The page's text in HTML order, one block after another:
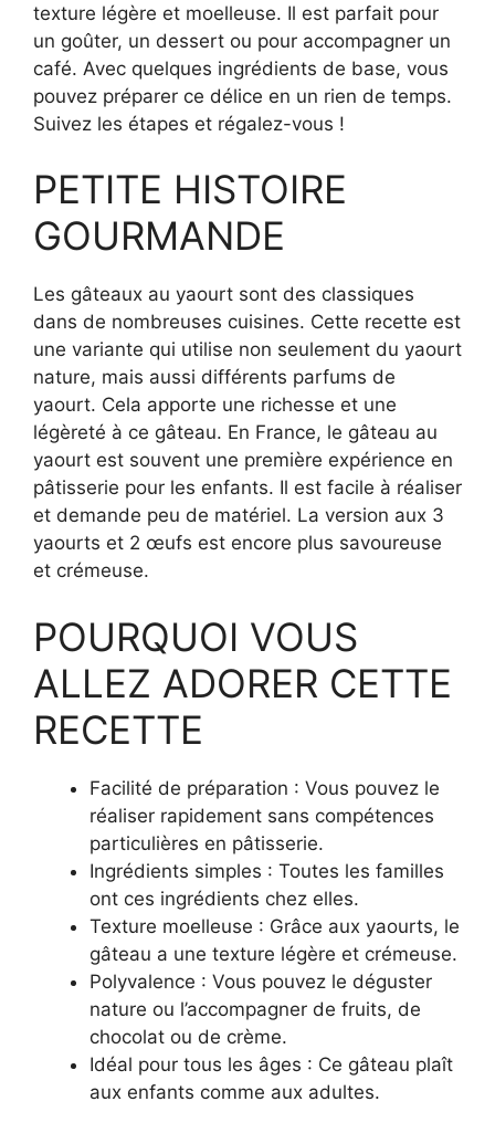
texture légère et moelleuse. Il est parfait pour
un goûter, un dessert ou pour accompagner un
café. Avec quelques ingrédients de base, vous
pouvez préparer ce délice en un rien de temps.
Suivez les étapes et régalez-vous !
PETITE HISTOIRE
GOURMANDE
Les gâteaux au yaourt sont des classiques
dans de nombreuses cuisines. Cette recette est
une variante qui utilise non seulement du yaourt
nature, mais aussi différents parfums de
yaourt. Cela apporte une richesse et une
légèreté à ce gâteau. En France, le gâteau au
yaourt est souvent une première expérience en
pâtisserie pour les enfants. Il est facile à réaliser
et demande peu de matériel. La version aux 3
yaourts et 2 œufs est encore plus savoureuse
et crémeuse.
POURQUOI VOUS
ALLEZ ADORER CETTE
RECETTE
Facilité de préparation : Vous pouvez le
réaliser rapidement sans compétences
particulières en pâtisserie.
Ingrédients simples : Toutes les familles
ont ces ingrédients chez elles.
Texture moelleuse : Grâce aux yaourts, le
gâteau a une texture légère et crémeuse.
Polyvalence : Vous pouvez le déguster
nature ou l’accompagner de fruits, de
chocolat ou de crème.
Idéal pour tous les âges : Ce gâteau plaît
aux enfants comme aux adultes.